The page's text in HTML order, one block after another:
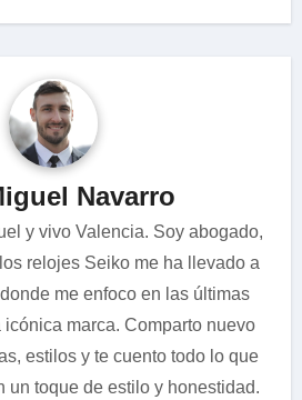
Navarro
y vivo Valencia. Soy abogado,
relojes Seiko me ha llevado a
me enfoco en las últimas
marca. Comparto nuevo
estilos y te cuento todo lo que
un toque de estilo y honestidad.